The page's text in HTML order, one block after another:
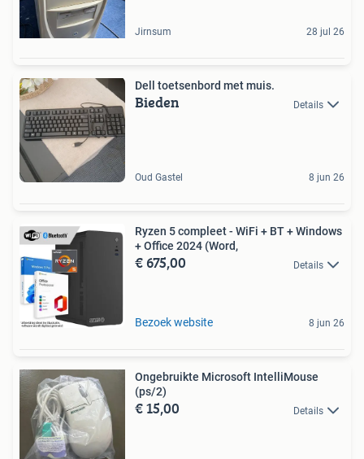
Jirnsum 28 jul 26
Dell toetsenbord met muis.
Bieden Details
Oud Gastel 8 jun 26
Ryzen 5 compleet - WiFi + BT + Windows
+ Office 2024 (Word,
€ 675,00 Details
Bezoek website 8 jun 26
Ongebruikte Microsoft IntelliMouse
(ps/2)
€ 15,00 Details